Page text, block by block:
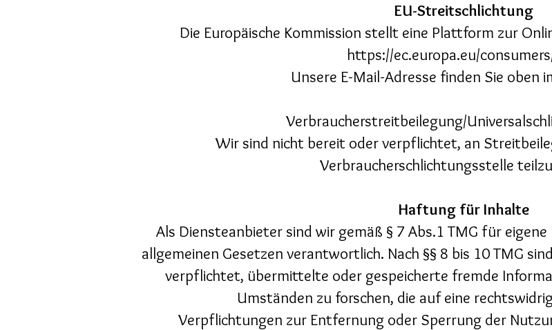
EU-Streitschlichtung
Die Europäische Kommission stellt eine Plattform zur
https://ec.europa.eu/
Unsere E-Mail-Adresse finden Sie oben
Verbraucherstreitbeilegung/
Wir sind nicht bereit oder verpflichtet, an
Verbraucherschlichtungsstelle
Haftung für Inhalte
Als Diensteanbieter sind wir gemäß § 7 Abs.1 TMG für
allgemeinen Gesetzen verantwortlich. Nach §§ 8 bis 10 TMG
verpflichtet, übermittelte oder gespeicherte fremde
Umständen zu forschen, die auf eine
Verpflichtungen zur Entfernung oder Sperrung der